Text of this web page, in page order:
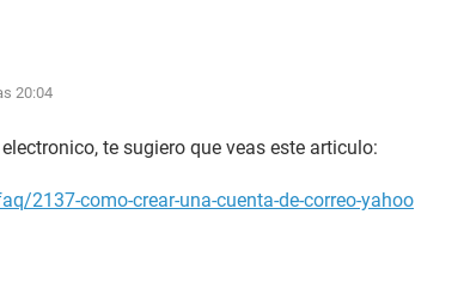
20:04
te sugiero que veas este articulo:
2137-como-crear-una-cuenta-de-correo-yahoo